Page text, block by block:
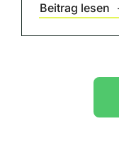
Beitrag lesen